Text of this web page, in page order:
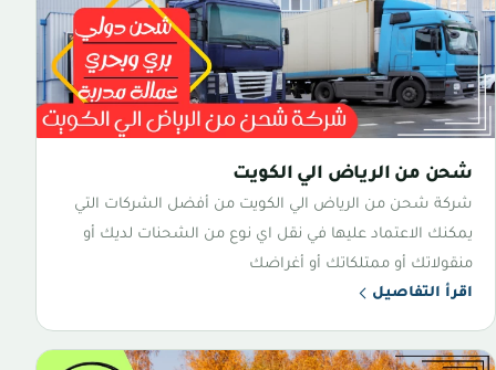
شحن من الرياض الي الكويت
شركة شحن من الرياض الي الكويت من أفضل الشركات التي
يمكنك الاعتماد عليها في نقل اي نوع من الشحنات لديك أو
منقولاتك أو ممتلكاتك أو أغراضك
اقرأ التفاصيل